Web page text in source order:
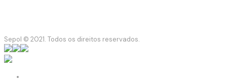
Sepol © 2021. Todos os direitos reservados.